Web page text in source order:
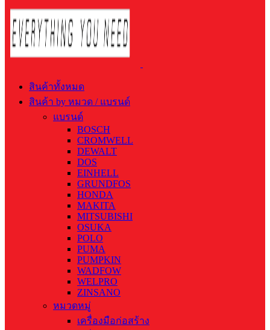
สินค้าทั้งหมด
สินค้า by หมวด / แบรนด์
แบรนด์
BOSCH
CROMWELL
DEWALT
DOS
EINHELL
GRUNDFOS
HONDA
MAKITA
MITSUBISHI
OSUKA
POLO
PUMA
PUMPKIN
WADFOW
WELPRO
ZINSANO
หมวดหมู่
เครื่องมือก่อสร้าง